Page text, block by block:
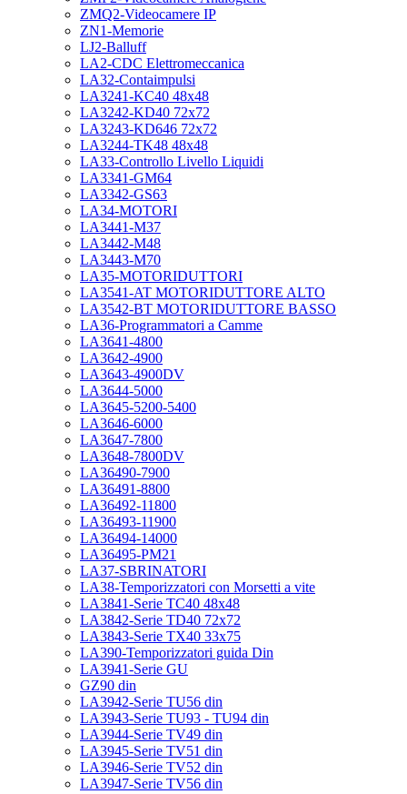
ZMQ2-Videocamere IP
ZN1-Memorie
LJ2-Balluff
LA2-CDC Elettromeccanica
LA32-Contaimpulsi
LA3241-KC40 48x48
LA3242-KD40 72x72
LA3243-KD646 72x72
LA3244-TK48 48x48
LA33-Controllo Livello Liquidi
LA3341-GM64
LA3342-GS63
LA34-MOTORI
LA3441-M37
LA3442-M48
LA3443-M70
LA35-MOTORIDUTTORI
LA3541-AT MOTORIDUTTORE ALTO
LA3542-BT MOTORIDUTTORE BASSO
LA36-Programmatori a Camme
LA3641-4800
LA3642-4900
LA3643-4900DV
LA3644-5000
LA3645-5200-5400
LA3646-6000
LA3647-7800
LA3648-7800DV
LA36490-7900
LA36491-8800
LA36492-11800
LA36493-11900
LA36494-14000
LA36495-PM21
LA37-SBRINATORI
LA38-Temporizzatori con Morsetti a vite
LA3841-Serie TC40 48x48
LA3842-Serie TD40 72x72
LA3843-Serie TX40 33x75
LA390-Temporizzatori guida Din
LA3941-Serie GU
GZ90 din
LA3942-Serie TU56 din
LA3943-Serie TU93 - TU94 din
LA3944-Serie TV49 din
LA3945-Serie TV51 din
LA3946-Serie TV52 din
LA3947-Serie TV56 din